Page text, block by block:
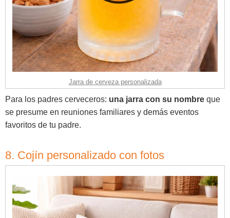
Jarra de cerveza personalizada
Para los padres cerveceros: una jarra con su nombre que
se presume en reuniones familiares y demás eventos
favoritos de tu padre.
8. Cojín personalizado con fotos